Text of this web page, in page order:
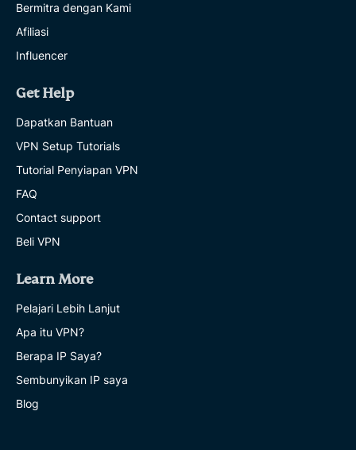
Bermitra dengan Kami
Afiliasi
Influencer
Get Help
Dapatkan Bantuan
VPN Setup Tutorials
Tutorial Penyiapan VPN
FAQ
Contact support
Beli VPN
Learn More
Pelajari Lebih Lanjut
Apa itu VPN?
Berapa IP Saya?
Sembunyikan IP saya
Blog